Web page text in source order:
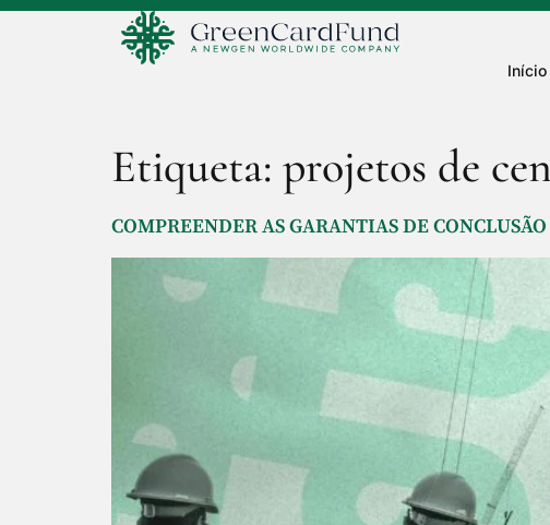
Início
Etiqueta: projetos de
COMPREENDER AS GARANTIAS DE